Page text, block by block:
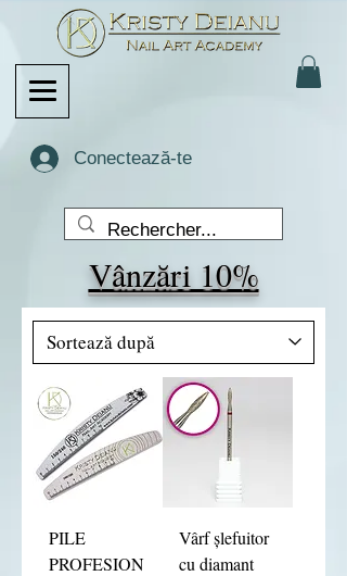
Conectează-te
Vânzări 10%
PILE
PROFESION
Vârf șlefuitor
cu diamant